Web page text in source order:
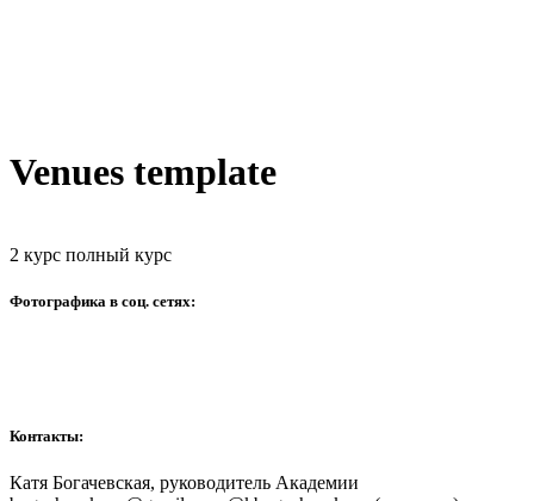
Venues template
2 курс полный курс
Фотографика в соц. сетях:
Контакты:
Катя Богачевская, руководитель Академии